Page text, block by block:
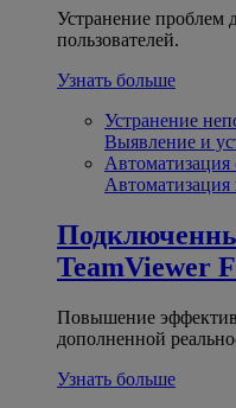
Устранение проблем
пользователей.
Узнать больше
Устранение
Выявление и
Автоматизация
TeamViewer
Повышение
дополненной
Узнать больше